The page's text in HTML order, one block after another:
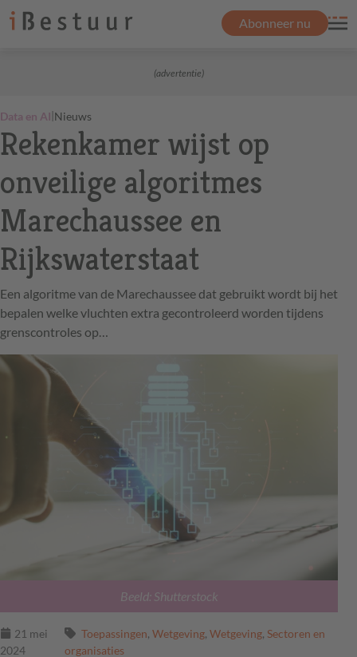
Abonneer nu
(advertentie)
Data en AI|Nieuws
Rekenkamer wijst op
onveilige algoritmes
Marechaussee en
Rijkswaterstaat
Een algoritme van de Marechaussee dat gebruikt wordt bij het
bepalen welke vluchten extra gecontroleerd worden tijdens
grenscontroles op…
Beeld: Shutterstock
21 mei
2024
Toepassingen, Wetgeving, Wetgeving, Sectoren en
organisaties